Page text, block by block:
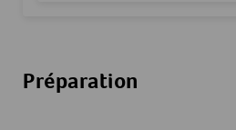
Préparation